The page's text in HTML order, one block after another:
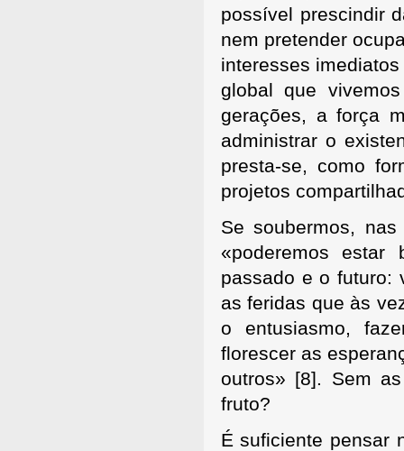
possível prescindir
nem pretender
interesses
global que
gerações, a força
administrar o
presta-se, como
projetos
Se soubermos,
«poderemos
passado e o futuro:
as feridas que às
o entusiasmo,
florescer as
outros» [8]. Sem
fruto?
É suficiente pensar